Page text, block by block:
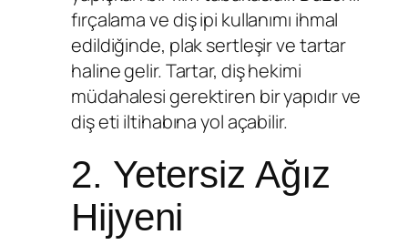
fırçalama ve diş ipi kullanımı ihmal
edildiğinde, plak sertleşir ve tartar
haline gelir. Tartar, diş hekimi
müdahalesi gerektiren bir yapıdır ve
diş eti iltihabına yol açabilir.
2. Yetersiz Ağız
Hijyeni